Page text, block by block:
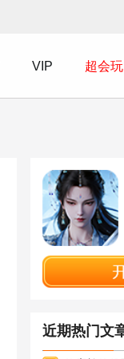
VIP 超会玩